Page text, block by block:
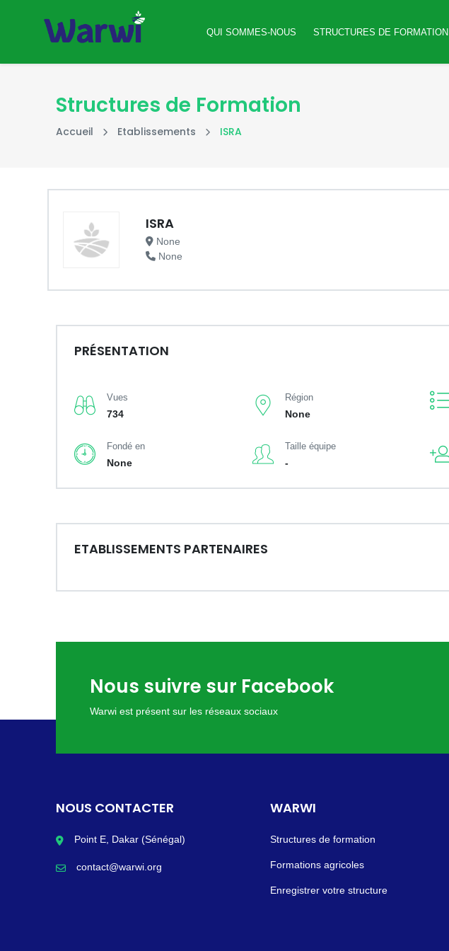
QUI SOMMES-NOUS STRUCTURES DE FORMATION
Structures de Formation
Accueil Etablissements ISRA
ISRA
None
None
PRÉSENTATION
Vues
734
Région
None
Fondé en
None
Taille équipe
-
ETABLISSEMENTS PARTENAIRES
Nous suivre sur Facebook
Warwi est présent sur les réseaux sociaux
NOUS CONTACTER
Point E, Dakar (Sénégal)
contact@warwi.org
WARWI
Structures de formation
Formations agricoles
Enregistrer votre structure